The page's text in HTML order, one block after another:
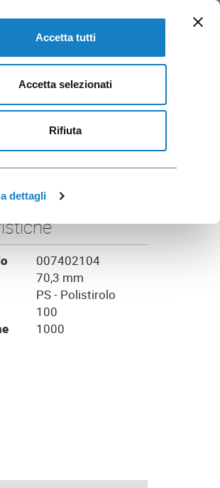
dettagli
Accetta tutti
Accetta selezionati
Rifiuta
IT
007402104
70,3 mm
PS - Polistirolo
100
1000